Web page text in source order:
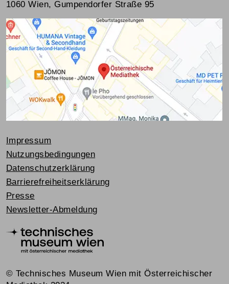
1060 Wien, Gumpendorfer Straße 95
Impressum
Nutzungsbedingungen
Datenschutzerklärung
Barrierefreiheitserklärung
Presse
Newsletter-Abmeldung
© Technisches Museum Wien mit Österreichischer